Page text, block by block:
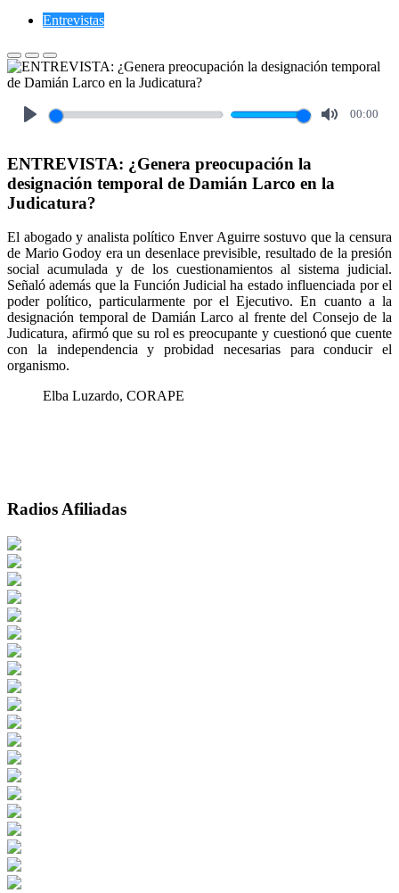
Entrevistas
00:00
ENTREVISTA: ¿Genera preocupación la
designación temporal de Damián Larco en la
Judicatura?
El abogado y analista político Enver Aguirre sostuvo que la censura
de Mario Godoy era un desenlace previsible, resultado de la presión
social acumulada y de los cuestionamientos al sistema judicial.
Señaló además que la Función Judicial ha estado influenciada por el
poder político, particularmente por el Ejecutivo. En cuanto a la
designación temporal de Damián Larco al frente del Consejo de la
Judicatura, afirmó que su rol es preocupante y cuestionó que cuente
con la independencia y probidad necesarias para conducir el
organismo.
Elba Luzardo, CORAPE
Radios Afiliadas